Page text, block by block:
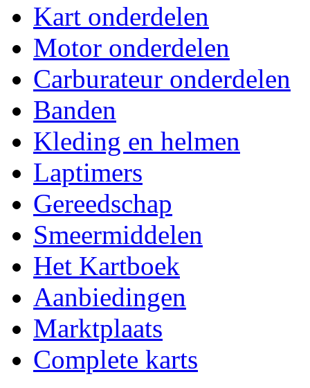
Kart onderdelen
Motor onderdelen
Carburateur onderdelen
Banden
Kleding en helmen
Laptimers
Gereedschap
Smeermiddelen
Het Kartboek
Aanbiedingen
Marktplaats
Complete karts